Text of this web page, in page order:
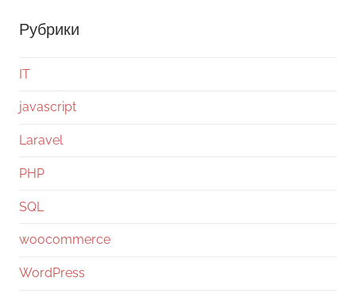
Рубрики
IT
javascript
Laravel
PHP
SQL
woocommerce
WordPress